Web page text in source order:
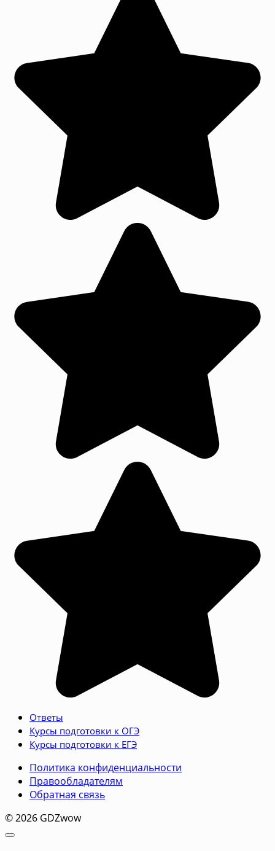
Ответы
Курсы подготовки к ОГЭ
Курсы подготовки к ЕГЭ
Политика конфиденциальности
Правообладателям
Обратная связь
© 2026 GDZwow